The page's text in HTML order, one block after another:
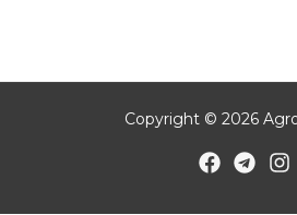
Copyright © 2026